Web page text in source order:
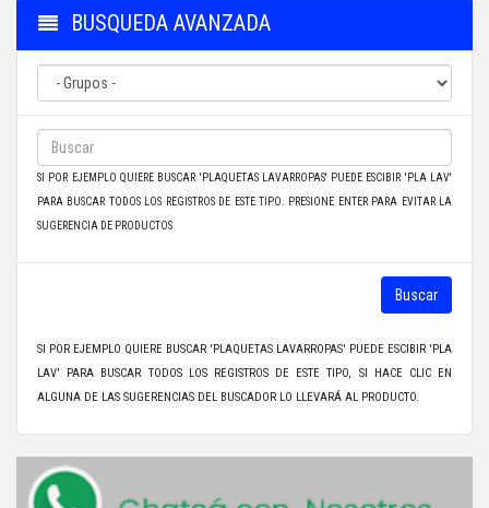
BUSQUEDA AVANZADA
SI POR EJEMPLO QUIERE BUSCAR 'PLAQUETAS LAVARROPAS' PUEDE ESCIBIR 'PLA LAV'
PARA BUSCAR TODOS LOS REGISTROS DE ESTE TIPO. PRESIONE ENTER PARA EVITAR LA
SUGERENCIA DE PRODUCTOS
Buscar
SI POR EJEMPLO QUIERE BUSCAR 'PLAQUETAS LAVARROPAS' PUEDE ESCIBIR 'PLA
LAV' PARA BUSCAR TODOS LOS REGISTROS DE ESTE TIPO, SI HACE CLIC EN
ALGUNA DE LAS SUGERENCIAS DEL BUSCADOR LO LLEVARÁ AL PRODUCTO.